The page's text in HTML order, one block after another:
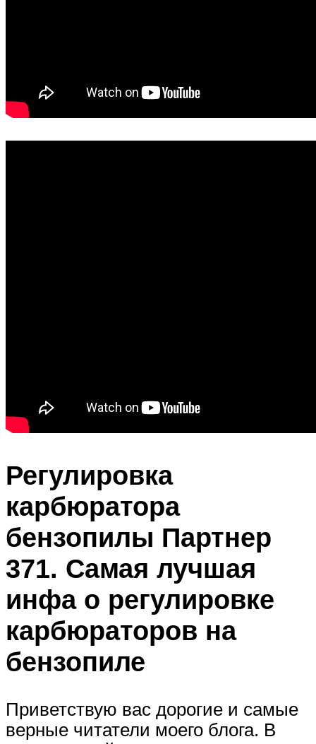
Регулировка
карбюратора
бензопилы Партнер
371. Самая лучшая
инфа о регулировке
карбюраторов на
бензопиле
Приветствую вас дорогие и самые
верные читатели моего блога. В